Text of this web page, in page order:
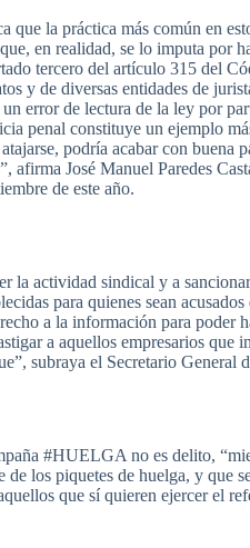
que la práctica más común en
que, en realidad, se lo imputa por
tercero del artículo 315 del
y de diversas entidades de
un error de lectura de la ley por
penal constituye un ejemplo
atajarse, podría acabarcon buena
, afirma José Manuel Paredes
de este año.
la actividad sindical y a sancionar
para quienes sean acusados
a la información para poder
a aquellos empresarios que
, subraya el Secretario General
#HUELGA no es delito,
de los piquetes de huelga, y que
que sí quieren ejercerel